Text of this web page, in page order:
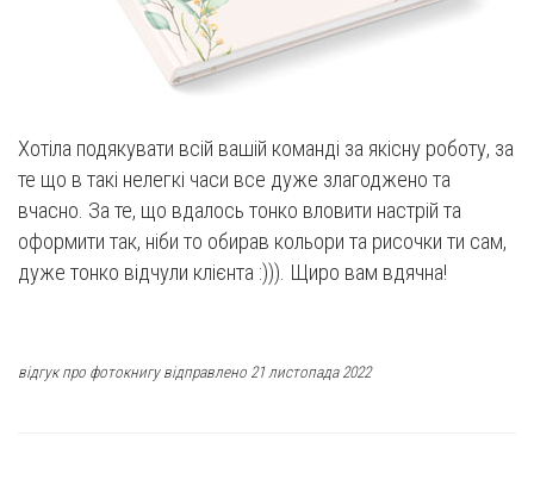
Хотіла подякувати всій вашій команді за якісну роботу, за
те що в такі нелегкі часи все дуже злагоджено та
вчасно. За те, що вдалось тонко вловити настрій та
оформити так, ніби то обирав кольори та рисочки ти сам,
дуже тонко відчули клієнта :))). Щиро вам вдячна!
відгук про фотокнигу відправлено 21 листопада 2022